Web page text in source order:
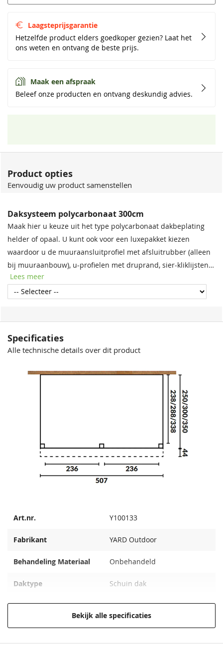
Laagsteprijsgarantie
Hetzelfde product elders goedkoper gezien? Laat het
ons weten en ontvang de beste prijs.
Maak een afspraak
Beleef onze producten en ontvang deskundig advies.
Product opties
Eenvoudig uw product samenstellen
Daksysteem polycarbonaat 300cm
Maak hier u keuze uit het type polycarbonaat dakbeplating
helder of opaal. U kunt ook voor een luxepakket kiezen
waardoor u de muuraansluitprofiel met afsluitrubber (alleen
bij muuraanbouw), u-profielen met druprand, sier-kliklijsten
en eindschotjes in de kleur RAL7016 (antraciet), RAL9005
(zwart) of RAL9010 (wit) kunt nemen.
Lees meer
Specificaties
Alle technische details over dit product
Art.nr. Y100133
Fabrikant YARD Outdoor
Behandeling Materiaal Onbehandeld
Daktype Schuin dak
Modelserie Aanbouwveranda OBLIQUE
Incl. berging Zonder berging
Bekijk alle specificaties